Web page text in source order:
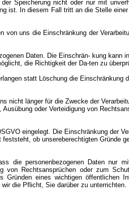
Speicherung nicht oder nur mit
ist. In diesem Fall tritt an die Stelle
von uns die Einschränkung der
Daten. Die Einschrän- kung kann
die Richtigkeit der Da-ten zu
statt Löschung die Einschränkung
nicht länger für die Zwecke der
oder Verteidigung von
eingelegt. Die Einschränkung der
ob unsereberechtigten Gründe
die personenbezogenen Daten nur
von Rechtsansprüchen oder zum
Gründen eines wichtigen öffentlichen
die Pflicht, Sie darüber zu unterrichten.